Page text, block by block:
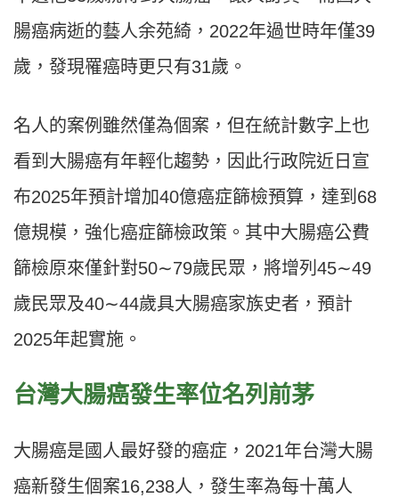
腸癌病逝的藝人余苑綺，2022年過世時年僅39
歲，發現罹癌時更只有31歲。
名人的案例雖然僅為個案，但在統計數字上也
看到大腸癌有年輕化趨勢，因此行政院近日宣
布2025年預計增加40億癌症篩檢預算，達到68
億規模，強化癌症篩檢政策。其中大腸癌公費
篩檢原來僅針對50∼79歲民眾，將增列45∼49
歲民眾及40∼44歲具大腸癌家族史者，預計
2025年起實施。
台灣大腸癌發生率位名列前茅
大腸癌是國人最好發的癌症，2021年台灣大腸
癌新發生個案16,238人，發生率為每十萬人